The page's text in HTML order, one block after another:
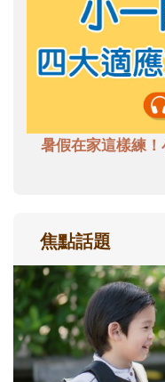
暑假在家這樣練！
焦點話題